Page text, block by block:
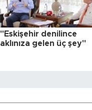
"Eskişehir denilince
aklınıza gelen üç şey"